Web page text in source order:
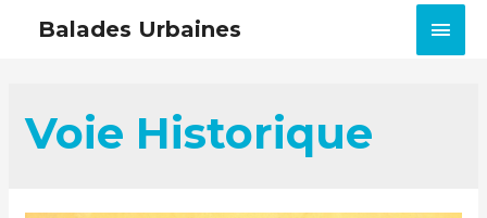
Balades Urbaines
Voie Historique